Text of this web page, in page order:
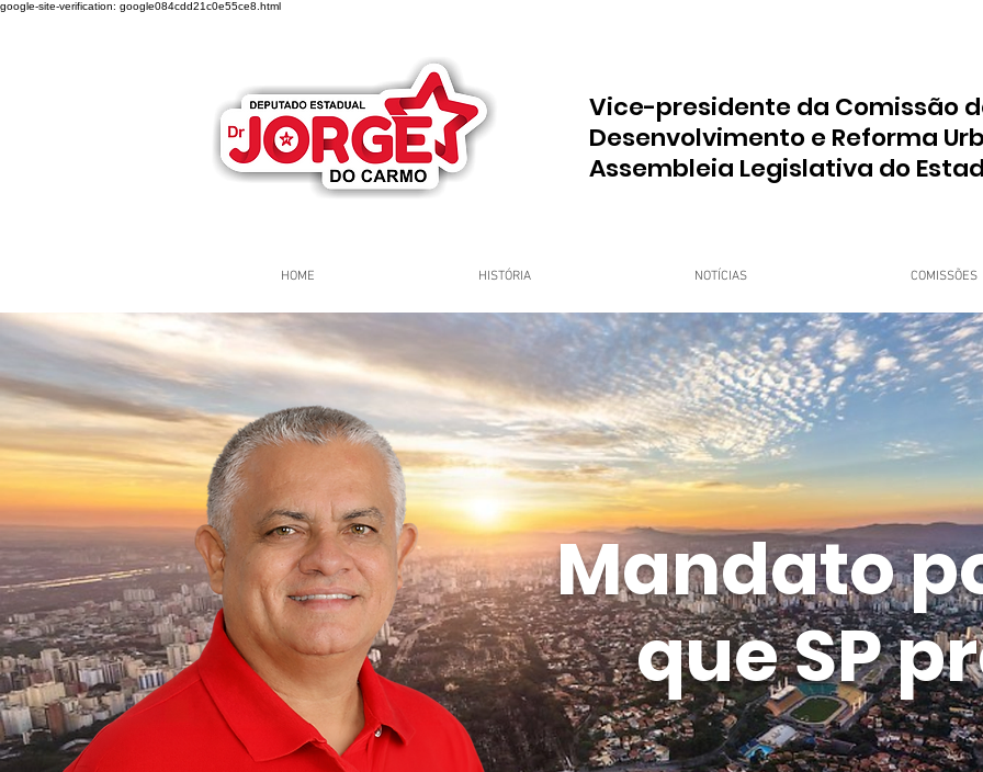
google-site-verification: google084cdd21c0e55ce8.html
Vice-presidente da Comissão
Desenvolvimento e Reforma
Assembleia Legislativa do
HOME HISTÓRIA NOTÍCIAS COMISSÕES
Mandato
que SP